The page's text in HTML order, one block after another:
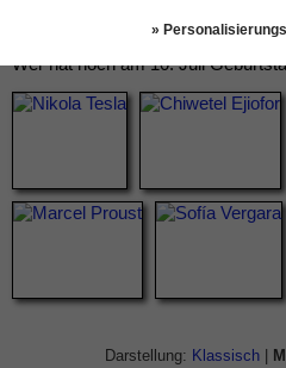
Wer hat noch am 10. Juli
Darstellung: Klassisch|
»